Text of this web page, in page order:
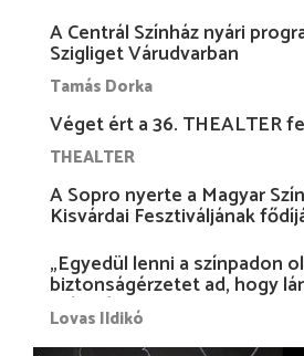
A Centrál Színház nyári
Szigliget Várudvarban
Tamás Dorka
Véget ért a 36. THEALTER
THEALTER
A Sopro nyerte a Magyar
Kisvárdai Fesztiváljának
„Egyedül lenni a színpadon
biztonságérzetet ad, hogy
más nélkül is megvagyok
Lovas Ildikó